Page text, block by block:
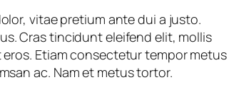
vitae pretium ante dui a justo.
Cras tincidunt eleifend elit, mollis
Etiam consectetur tempor metus
ac. Nam et metus tortor.